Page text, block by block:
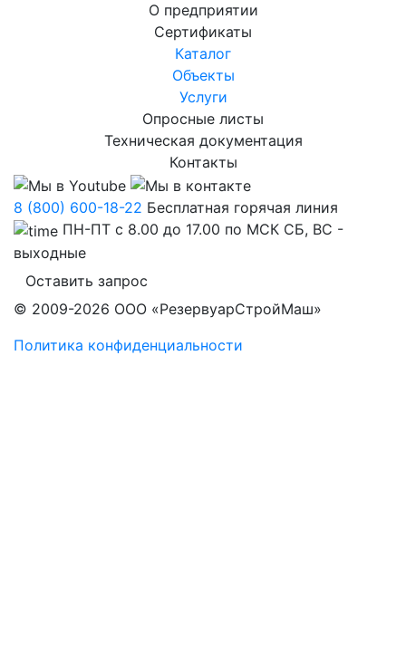
О предприятии
Сертификаты
Каталог
Объекты
Услуги
Опросные листы
Техническая документация
Контакты
8 (800) 600-18-22 Бесплатная горячая линия
ПН-ПТ с 8.00 до 17.00 по МСК СБ, ВС -
выходные
Оставить запрос
© 2009-2026 ООО «РезервуарСтройМаш»
Политика конфиденциальности